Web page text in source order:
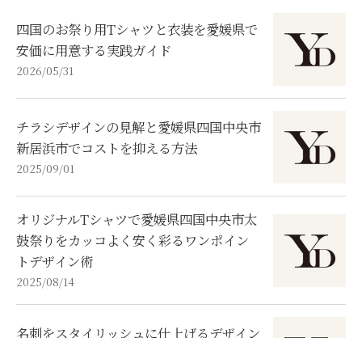
四国のお祭り用Tシャツと衣装を愛媛県で
安価に用意する実践ガイド
2026/05/31
チラシデザインの見解と愛媛県四国中央市
新居浜市でコストを抑える方法
2025/09/01
オリジナルTシャツで愛媛県四国中央市太
鼓祭りをカッコよく安く彩るワンポイン
トデザイン術
2025/08/14
名刺をスタイリッシュに仕上げるデザイン